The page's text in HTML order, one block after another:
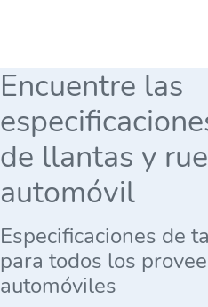
Encuentre las
de llantas y
automóvil
Especificaciones de
para todos los
automóviles